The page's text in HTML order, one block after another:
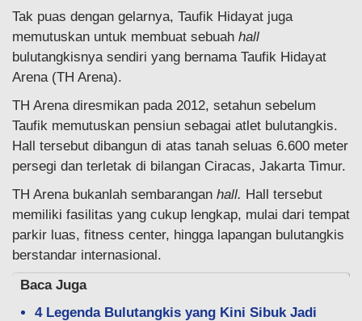
Tak puas dengan gelarnya, Taufik Hidayat juga
memutuskan untuk membuat sebuah hall
bulutangkisnya sendiri yang bernama Taufik Hidayat
Arena (TH Arena).
TH Arena diresmikan pada 2012, setahun sebelum
Taufik memutuskan pensiun sebagai atlet bulutangkis.
Hall tersebut dibangun di atas tanah seluas 6.600 meter
persegi dan terletak di bilangan Ciracas, Jakarta Timur.
TH Arena bukanlah sembarangan hall. Hall tersebut
memiliki fasilitas yang cukup lengkap, mulai dari tempat
parkir luas, fitness center, hingga lapangan bulutangkis
berstandar internasional.
Baca Juga
4 Legenda Bulutangkis yang Kini Sibuk Jadi